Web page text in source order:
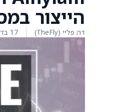
הייצור
דה פליי (TheFly) 17 בדצמבר 2025